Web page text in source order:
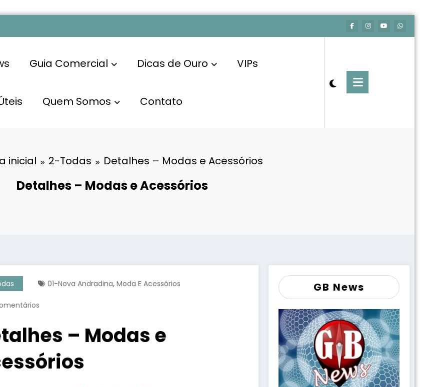
Guia Comercial Dicas de Ouro VIPs
Quem Somos Contato
inicial 2-Todas Detalhes – Modas e Acessórios
Detalhes – Modas e Acessórios
01-Nova Andradina, Moda E Acessórios
– Modas e
GB News